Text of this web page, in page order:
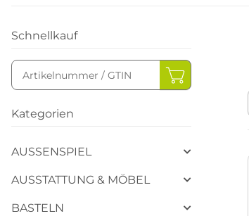
Schnellkauf
Kategorien
AUSSENSPIEL
AUSSTATTUNG & MÖBEL
BASTELN